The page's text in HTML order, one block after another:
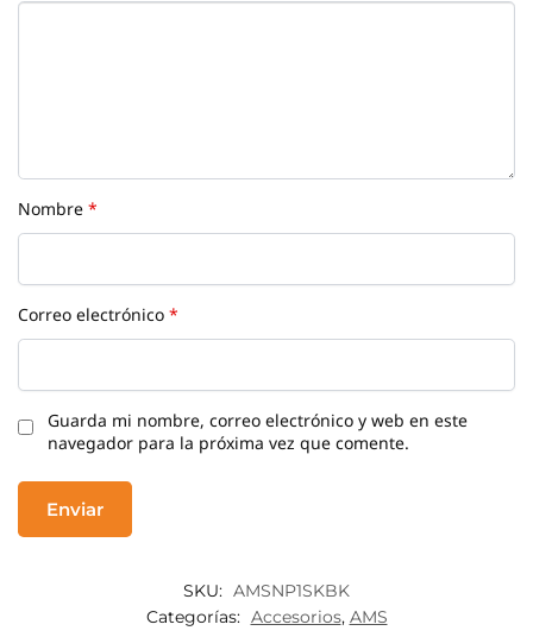
Nombre*
Correo electrónico*
Guarda mi nombre, correo electrónico y web en este
navegador para la próxima vez que comente.
SKU: AMSNP1SKBK
Categorías: Accesorios, AMS